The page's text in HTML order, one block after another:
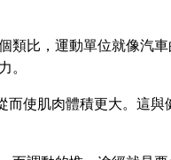
類比，運動單位就像汽車
。
而使肌肉體積更大。這與